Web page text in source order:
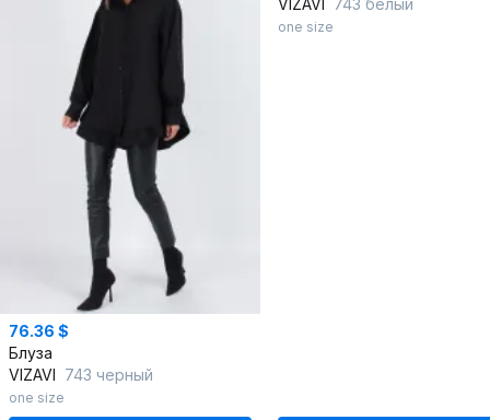
76.36 $
Блуза
VIZAVI 743 черный
one size
VIZAVI 743 белый
one size